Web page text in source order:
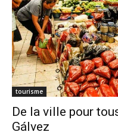
tourisme
De la ville pour
Gálvez